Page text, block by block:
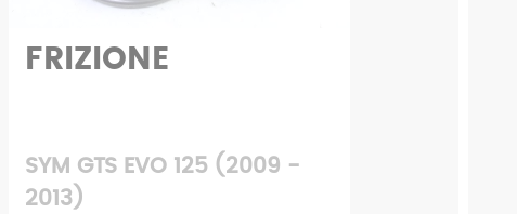
FRIZIONE
SYM GTS EVO 125 (2009 -
2013)